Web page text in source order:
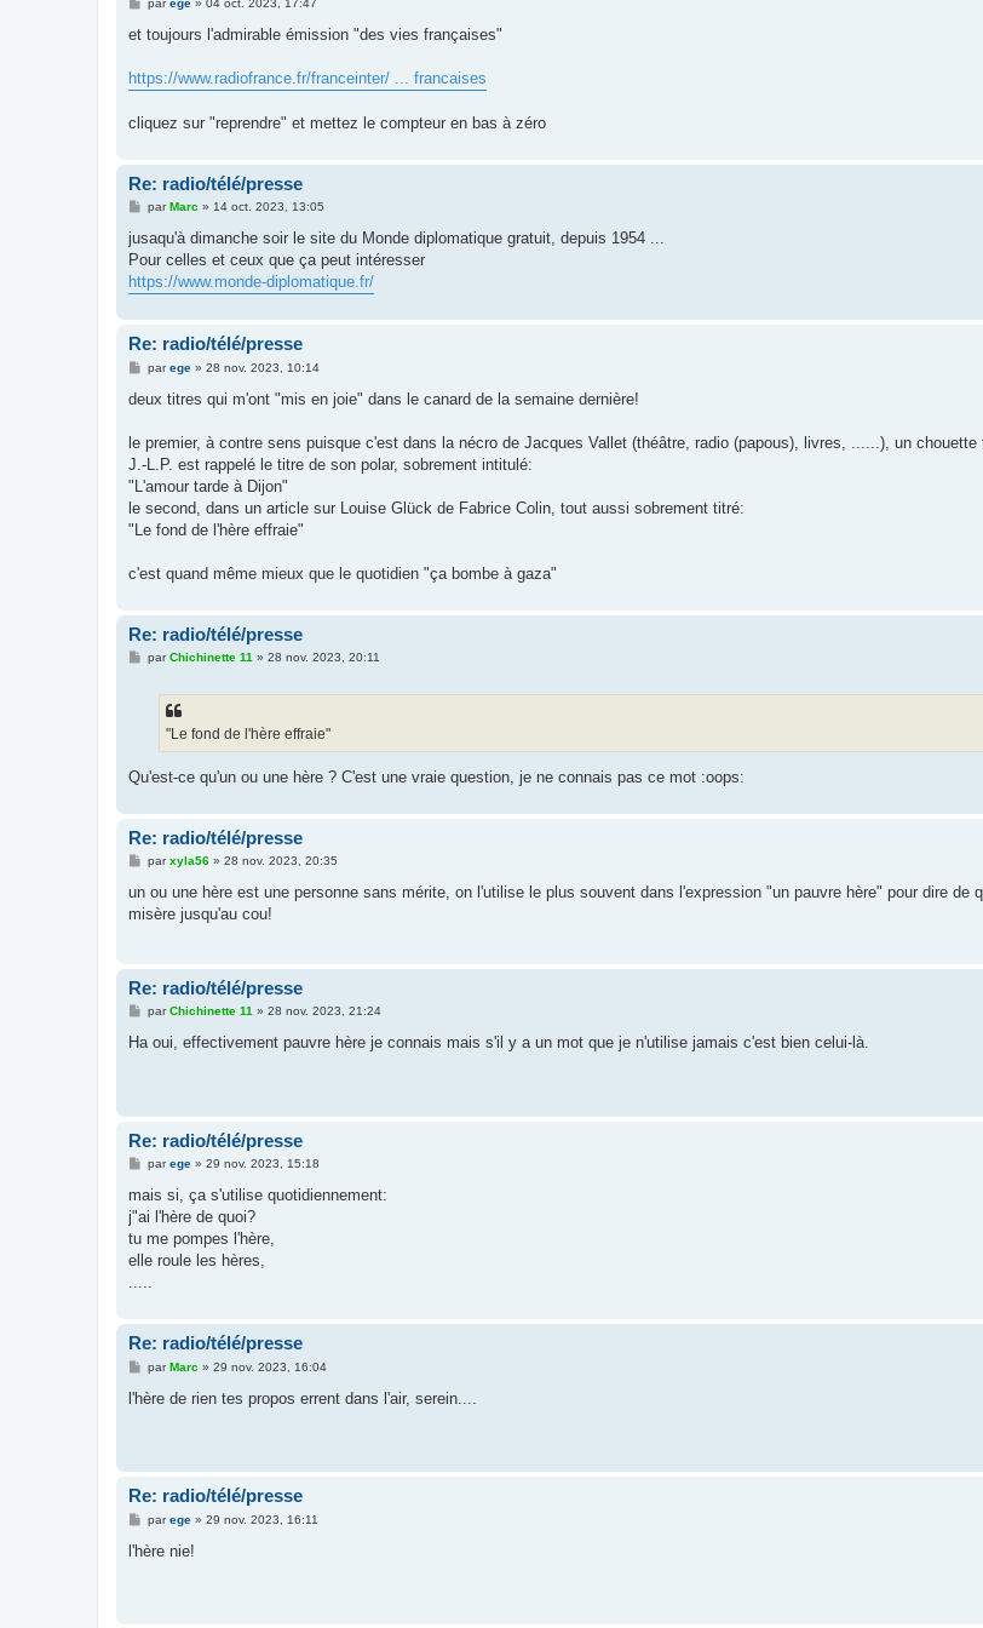
s
g
e
parege» 04 oct. 2023, 17:47
et toujours l'admirable émission "des vies françaises"
https://www.radiofrance.fr/franceinter/ ... francaises
cliquez sur "reprendre" et mettez le compteur en bas à zéro
Re: radio/télé/presse
M
s
a
g
e
parMarc » 14 oct. 2023, 13:05
jusaqu'à dimanche soir le site du Monde diplomatique gratuit, depuis 1954 ...
Pour celles et ceux que ça peut intéresser
https://www.monde-diplomatique.fr/
Re: radio/télé/presse
M
s
g
e
parege» 28 nov. 2023, 10:14
deux titres qui m'ont "mis en joie" dans le canard de la semaine dernière!
le premier, à contre sens puisque c'est dans la nécro de Jacques Vallet (théâtre, radio (papous), livres, ......), un
J.-L.P. est rappelé le titre de son polar, sobrement intitulé:
"L'amour tarde à Dijon"
le second, dans un article sur Louise Glück de Fabrice Colin, tout aussi sobrement titré:
"Le fond de l'hère effraie"
c'est quand même mieux que le quotidien "ça bombe à gaza"
Re: radio/télé/presse
MparChichinette 11» 28 nov. 2023, 20:11
"Le fond de l'hère effraie"
Qu'est-ce qu'un ou une hère ? C'est une vraie question, je ne connais pas ce mot :oops:
Re: radio/télé/presse
M
s
a
parxyla56» 28 nov. 2023, 20:35
un ou une hère est une personne sans mérite, on l'utilise le plus souvent dans l'expression "un pauvre hère" pour dire de
misère jusqu'au cou!
Re: radio/télé/presse
M
s
parChichinette 11» 28 nov. 2023, 21:24
Ha oui, effectivement pauvre hère je connais mais s'il y a un mot que je n'utilise jamais c'est bien celui-là.
Re: radio/télé/presse
M
s
a
g
parege» 29 nov. 2023, 15:18
mais si, ça s'utilise quotidiennement:
j"ai l'hère de quoi?
tu me pompes l'hère,
elle roule les hères,
.....
Re: radio/télé/presse
M
s
parMarc » 29 nov. 2023, 16:04
l'hère de rien tes propos errent dans l'air, serein....
Re: radio/télé/presse
M
s
parege» 29 nov. 2023, 16:11
l'hère nie!